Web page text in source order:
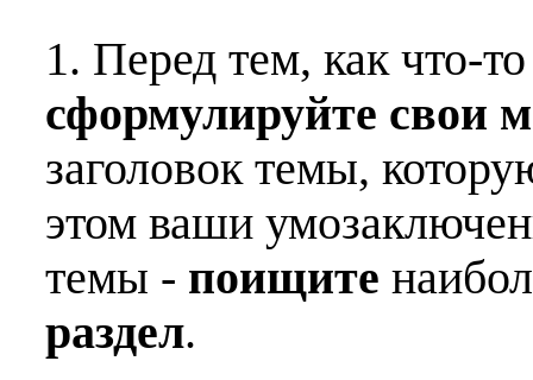
1. Перед тем, как что-
сформулируйте свои
заголовок темы,
этом ваши
темы - поищите
раздел.